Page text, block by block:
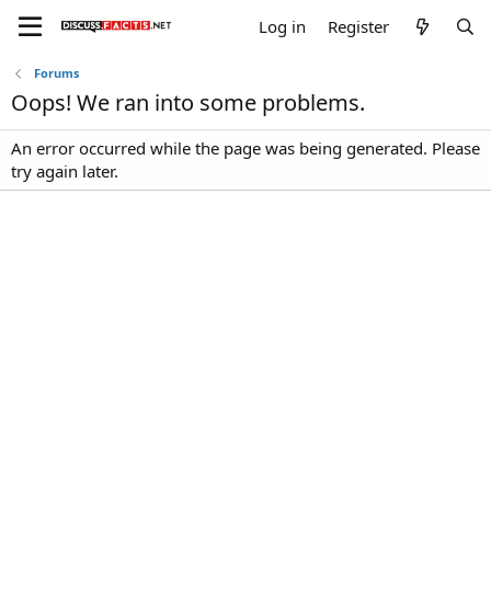
Log in Register
Forums
Oops! We ran into some problems.
An error occurred while the page was being generated. Please
try again later.